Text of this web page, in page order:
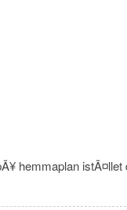
hemmaplan istÃ¤llet